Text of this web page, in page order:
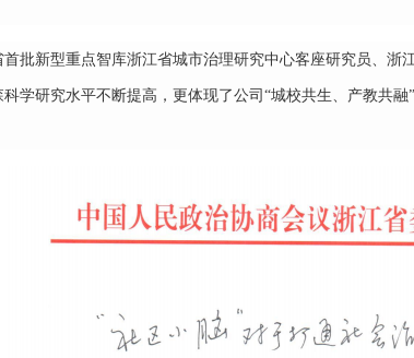
批新型重点智库浙江省城市治理研究中心客座研究员、浙
学研究水平不断提高，更体现了公司 “城校共生、产教共